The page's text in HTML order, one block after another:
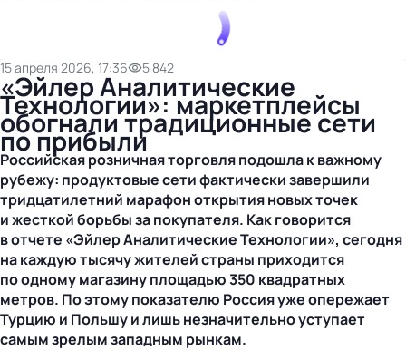
15 апреля 2026, 17:36 5 842
«Эйлер Аналитические
Технологии»: маркетплейсы
обогнали традиционные сети
по прибыли
Российская розничная торговля подошла к важному
рубежу: продуктовые сети фактически завершили
тридцатилетний марафон открытия новых точек
и жесткой борьбы за покупателя. Как говорится
в отчете «Эйлер Аналитические Технологии», сегодня
на каждую тысячу жителей страны приходится
по одному магазину площадью 350 квадратных
метров. По этому показателю Россия уже опережает
Турцию и Польшу и лишь незначительно уступает
самым зрелым западным рынкам.